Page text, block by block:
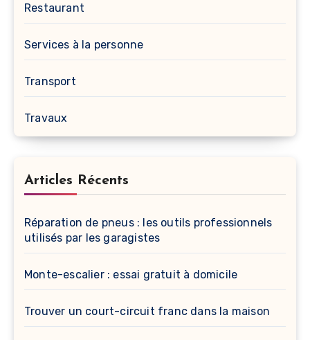
Restaurant
Services à la personne
Transport
Travaux
Articles Récents
Réparation de pneus : les outils professionnels
utilisés par les garagistes
Monte-escalier : essai gratuit à domicile
Trouver un court-circuit franc dans la maison